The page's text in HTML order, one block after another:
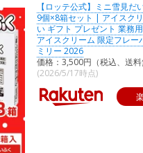
【ロッテ公式】ミニ雪見だ
9個×8箱セット | アイスク
い ギフト プレゼント 業務
アイスクリーム 限定フレー
ミリー 2026
価格：3,500円（税込、送
(2026/5/17時点)